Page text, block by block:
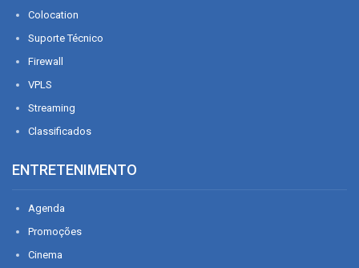
Colocation
Suporte Técnico
Firewall
VPLS
Streaming
Classificados
ENTRETENIMENTO
Agenda
Promoções
Cinema